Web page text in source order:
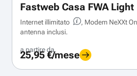
Fastweb Casa FWA Light
Internet illimitato
, Modem NeXXt
antenna inclusi.
a partire da
25,95 €/mese